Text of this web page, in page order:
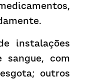
instalações
sangue, com
outros